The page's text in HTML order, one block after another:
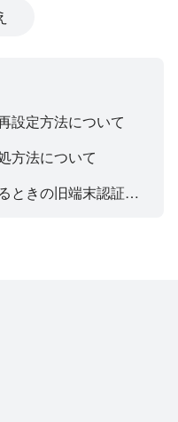
設定方法について
方法について
新しい端末からログインするときの旧端末認証について